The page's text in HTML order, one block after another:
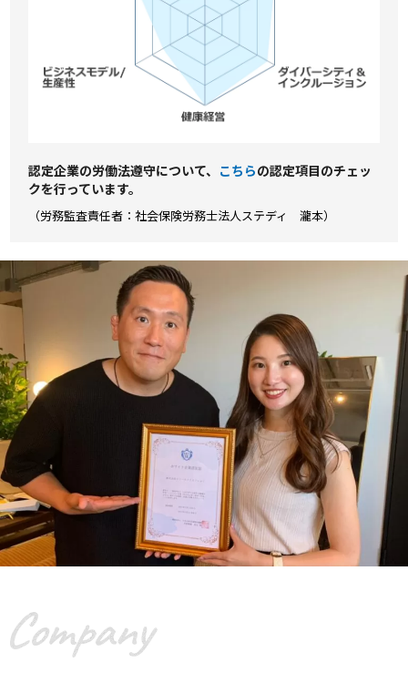
認定企業の労働法遵守について、 こちらの認定項⽬のチェッ
クを⾏っています。
（労務監査責任者：社会保険労務士法人ステディ 瀧本）